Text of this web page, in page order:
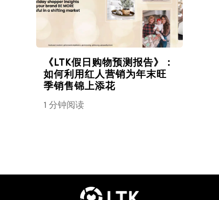
《LTK假日购物预测报告》：
如何利用红人营销为年末旺
季销售锦上添花
1 分钟阅读